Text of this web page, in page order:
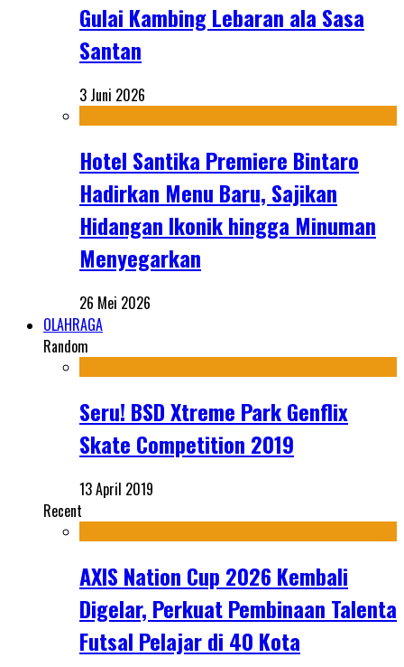
Gulai Kambing Lebaran ala Sasa
Santan
3 Juni 2026
Hotel Santika Premiere Bintaro
Hadirkan Menu Baru, Sajikan
Hidangan Ikonik hingga Minuman
Menyegarkan
26 Mei 2026
OLAHRAGA
Random
Seru! BSD Xtreme Park Genflix
Skate Competition 2019
13 April 2019
Recent
AXIS Nation Cup 2026 Kembali
Digelar, Perkuat Pembinaan Talenta
Futsal Pelajar di 40 Kota